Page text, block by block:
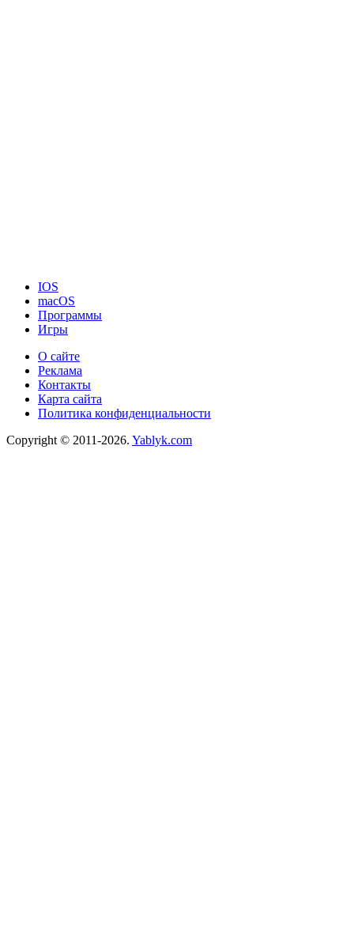
IOS
macOS
Программы
Игры
О сайте
Реклама
Контакты
Карта сайта
Политика конфиденциальности
Copyright © 2011-2026. Yablyk.сom